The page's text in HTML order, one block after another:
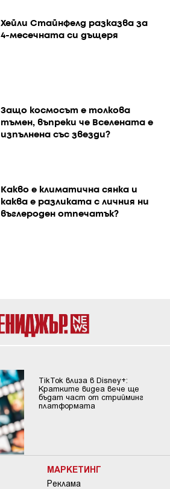
Хейли Стайнфелд разказва за
4-месечната си дъщеря
Защо космосът е толкова
тъмен, въпреки че Вселената е
изпълнена със звезди?
Каквo е климатична сянка и
каква е разликата с личния ни
въглероден отпечатък?
TikTok влиза в Disney+:
Кратките видеа вече ще
бъдат част от стрийминг
платформата
МАРКЕТИНГ
Реклама